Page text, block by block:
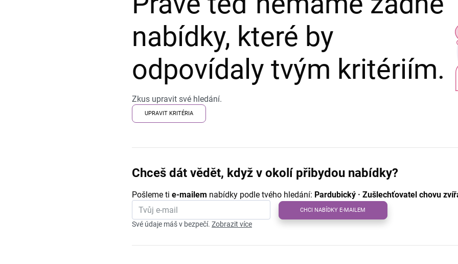
nabídky, které by
odpovídaly tvým kritériím.
Zkus upravit své hledání.
UPRAVIT KRITÉRIA
Chceš dát vědět, když v okolí přibydou nabídky?
Pošleme ti e-mailem nabídky podle tvého hledání: Pardubický · Zušlechťovatel chovu
CHCI NABÍDKY E-MAILEM
Své údaje máš v bezpečí. Zobrazit více